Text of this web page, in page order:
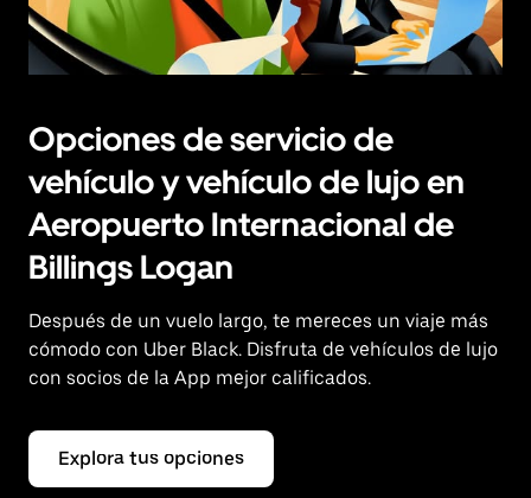
Opciones de servicio de
vehículo y vehículo de lujo en
Aeropuerto Internacional de
Billings Logan
Después de un vuelo largo, te mereces un viaje más
cómodo con Uber Black. Disfruta de vehículos de lujo
con socios de la App mejor calificados.
Explora tus opciones